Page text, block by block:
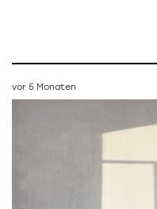
vor 5 Monaten